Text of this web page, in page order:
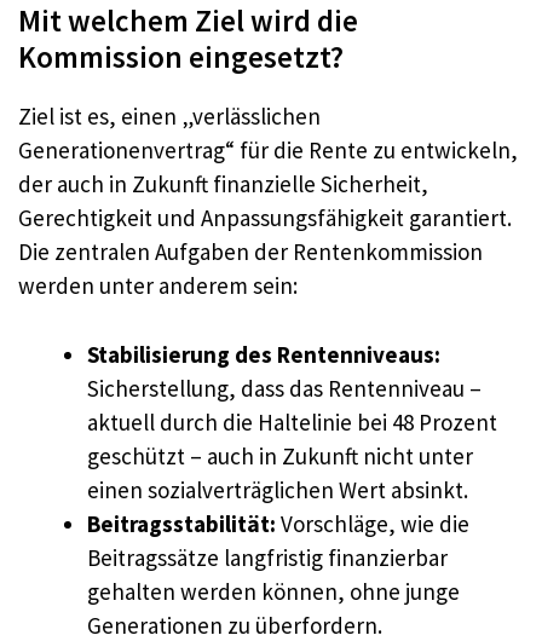
Mit welchem Ziel wird die
Kommission eingesetzt?
Ziel ist es, einen „verlässlichen
Generationenvertrag“ für die Rente zu entwickeln,
der auch in Zukunft finanzielle Sicherheit,
Gerechtigkeit und Anpassungsfähigkeit garantiert.
Die zentralen Aufgaben der Rentenkommission
werden unter anderem sein:
Stabilisierung des Rentenniveaus:
Sicherstellung, dass das Rentenniveau –
aktuell durch die Haltelinie bei 48 Prozent
geschützt – auch in Zukunft nicht unter
einen sozialverträglichen Wert absinkt.
Beitragsstabilität: Vorschläge, wie die
Beitragssätze langfristig finanzierbar
gehalten werden können, ohne junge
Generationen zu überfordern.